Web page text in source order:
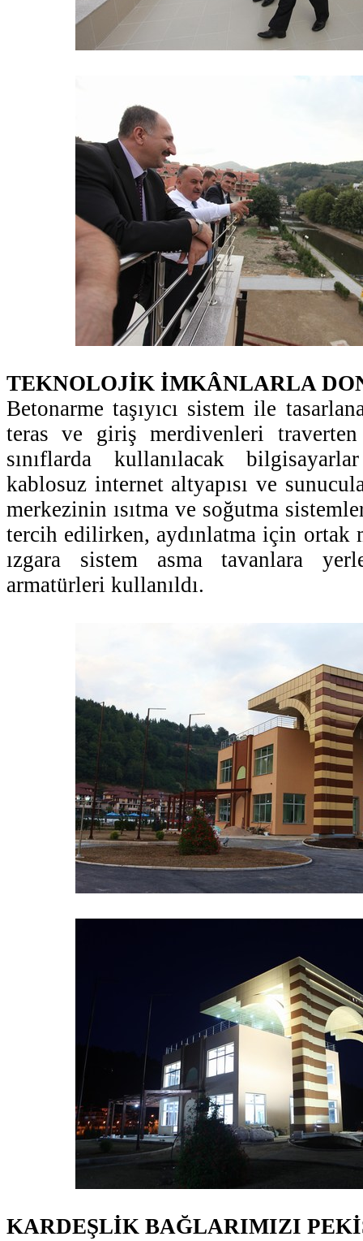
TEKNOLOJİK İMKÂNLARLA
Betonarme taşıyıcı sistem ile
teras ve giriş merdivenleri
sınıflarda kullanılacak
kablosuz internet altyapısı ve
merkezinin ısıtma ve soğutma
tercih edilirken, aydınlatma için ortak
ızgara sistem asma tavanlara
armatürleri kullanıldı.
KARDEŞLİK BAĞLARIMIZI